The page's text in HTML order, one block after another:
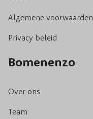
Algemene voorwaarden
Privacy beleid
Bomenenzo
Over ons
Team